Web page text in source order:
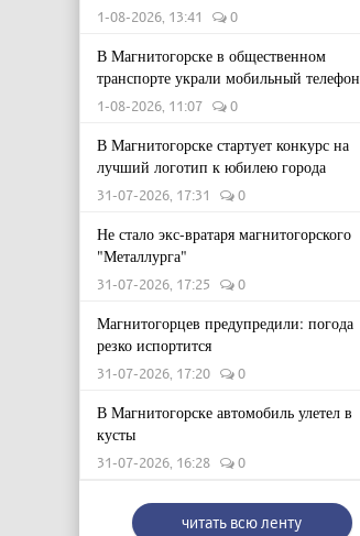
1-08-2026, 13:41 0
В Магнитогорске в общественном
транспорте украли мобильный телефон
1-08-2026, 11:07 0
В Магнитогорске стартует конкурс на
лучший логотип к юбилею города
31-07-2026, 17:31 0
Не стало экс-вратаря магнитогорского
"Металлурга"
31-07-2026, 17:25 0
Магнитогорцев предупредили: погода
резко испортится
31-07-2026, 17:20 0
В Магнитогорске автомобиль улетел в
кусты
31-07-2026, 16:28 0
читать всю ленту